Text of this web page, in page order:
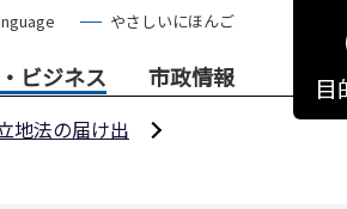
やさしいにほんご
ビジネス 市政情報 目
地法の届け出